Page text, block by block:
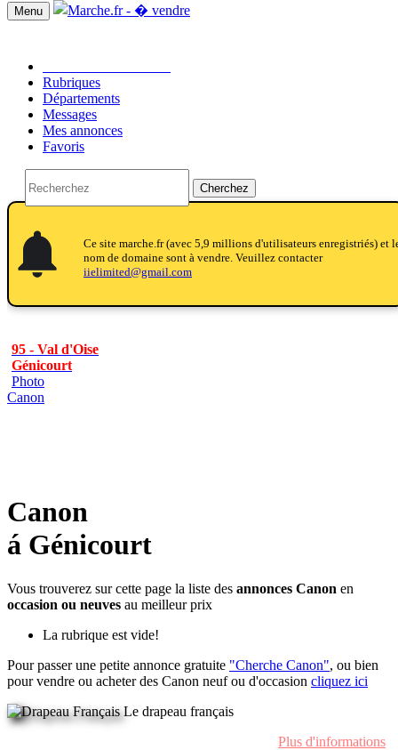
Menu
Rubriques
Départements
Messages
Mes annonces
Favoris
Cherchez
notifications
notifications
Ce site marche.fr (avec 5,9 millions d'utilisateurs enregistriés) et
nom de domaine sont à vendre. Veuillez contacter
iielimited@gmail.com
95 - Val d'Oise
Génicourt
Photo
Canon
Canon
á Génicourt
Vous trouverez sur cette page la liste des annonces Canon en
occasion ou neuves au meilleur prix
La rubrique est vide!
Pour passer une petite annonce gratuite "Cherche Canon", ou bien
pour vendre ou acheter des Canon neuf ou d'occasion cliquez ici
Le drapeau français
Plus d'informations